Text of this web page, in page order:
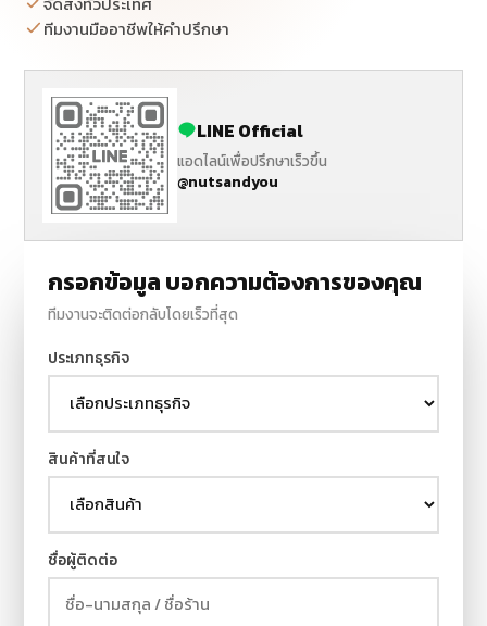
ทีมงานมืออาชีพให้คำปรึกษา
LINE Official
แอดไลน์เพื่อปรึกษาเร็วขึ้น
@nutsandyou
กรอกข้อมูล บอกความต้องการของคุณ
ทีมงานจะติดต่อกลับโดยเร็วที่สุด
ประเภทธุรกิจ
สินค้าที่สนใจ
ชื่อผู้ติดต่อ